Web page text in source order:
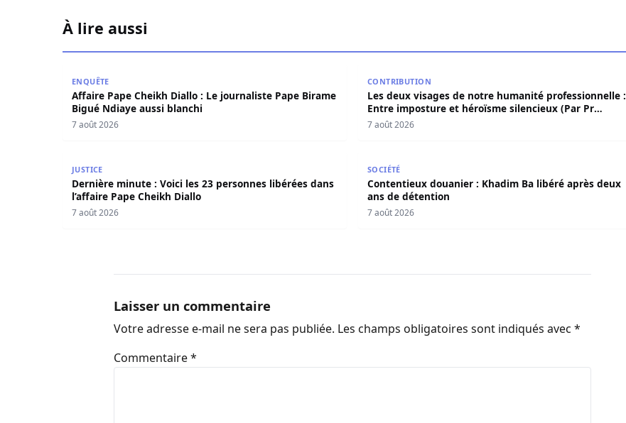
À lire aussi
ENQUÊTE
Affaire Pape Cheikh Diallo : Le journaliste Pape Birame
Bigué Ndiaye aussi blanchi
7 août 2026
CONTRIBUTION
Les deux visages de notre humanité professionnelle :
Entre imposture et héroïsme silencieux (Par Pr
Moussa Seydi)
7 août 2026
JUSTICE
Dernière minute : Voici les 23 personnes libérées dans
l’affaire Pape Cheikh Diallo
7 août 2026
SOCIÉTÉ
Contentieux douanier : Khadim Ba libéré après deux
ans de détention
7 août 2026
Laisser un commentaire
Votre adresse e-mail ne sera pas publiée. Les champs obligatoires sont indiqués avec *
Commentaire*